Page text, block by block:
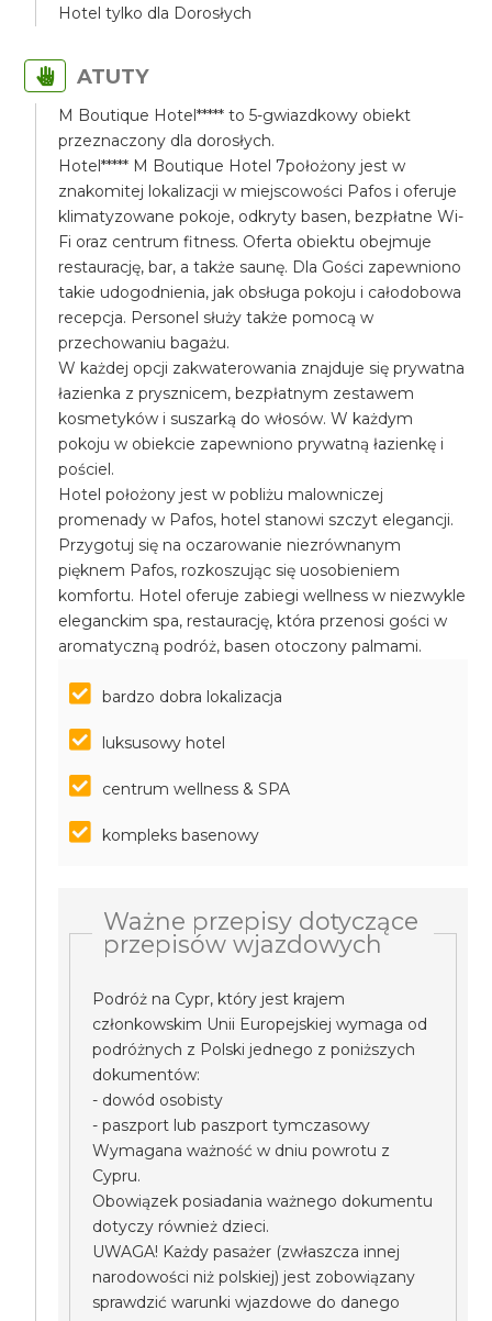
Hotel tylko dla Dorosłych
ATUTY
M Boutique Hotel***** to 5-gwiazdkowy obiekt
przeznaczony dla dorosłych.
Hotel***** M Boutique Hotel 7położony jest w
znakomitej lokalizacji w miejscowości Pafos i oferuje
klimatyzowane pokoje, odkryty basen, bezpłatne Wi-
Fi oraz centrum fitness. Oferta obiektu obejmuje
restaurację, bar, a także saunę. Dla Gości zapewniono
takie udogodnienia, jak obsługa pokoju i całodobowa
recepcja. Personel służy także pomocą w
przechowaniu bagażu.
W każdej opcji zakwaterowania znajduje się prywatna
łazienka z prysznicem, bezpłatnym zestawem
kosmetyków i suszarką do włosów. W każdym
pokoju w obiekcie zapewniono prywatną łazienkę i
pościel.
Hotel położony jest w pobliżu malowniczej
promenady w Pafos, hotel stanowi szczyt elegancji.
Przygotuj się na oczarowanie niezrównanym
pięknem Pafos, rozkoszując się uosobieniem
komfortu. Hotel oferuje zabiegi wellness w niezwykle
eleganckim spa, restaurację, która przenosi gości w
aromatyczną podróż, basen otoczony palmami.
bardzo dobra lokalizacja
luksusowy hotel
centrum wellness & SPA
kompleks basenowy
Ważne przepisy dotyczące
przepisów wjazdowych
Podróż na Cypr, który jest krajem
członkowskim Unii Europejskiej wymaga od
podróżnych z Polski jednego z poniższych
dokumentów:
- dowód osobisty
- paszport lub paszport tymczasowy
Wymagana ważność w dniu powrotu z
Cypru.
Obowiązek posiadania ważnego dokumentu
dotyczy również dzieci.
UWAGA! Każdy pasażer (zwłaszcza innej
narodowości niż polskiej) jest zobowiązany
sprawdzić warunki wjazdowe do danego